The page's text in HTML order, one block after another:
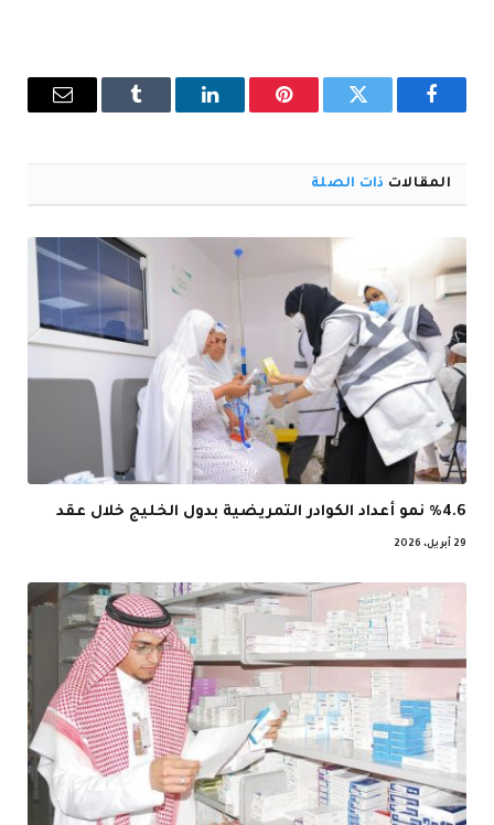
فيسبوك تويتر بينتيريستلينكدإن Tumblr
البريد
المقالات ذات الصلة
%4.6 نمو أعداد الكوادر التمريضية بدول الخليج خلال عقد
29 أبريل، 2026